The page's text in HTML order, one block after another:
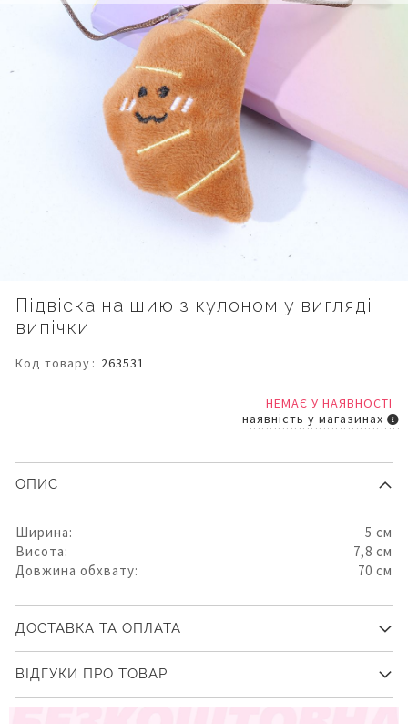
Підвіска на шию з кулоном у вигляді
випічки
Код товару 263531
НЕМАЄ У НАЯВНОСТІ
наявність у магазинах
початку
зображень
ОПИС
Ширина:
5 см
Висота:
7,8 см
Довжина обхвату:
70 см
ДОСТАВКА ТА ОПЛАТА
ВІДГУКИ ПРО ТОВАР